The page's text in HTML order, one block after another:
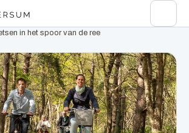
in het spoor van de ree